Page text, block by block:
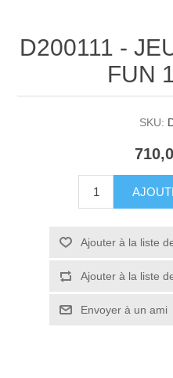
D200111 -
FUN
SKU:
Ajouter à la liste
Ajouter à la liste
Envoyer à un ami